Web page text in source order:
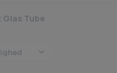
Glas Tube